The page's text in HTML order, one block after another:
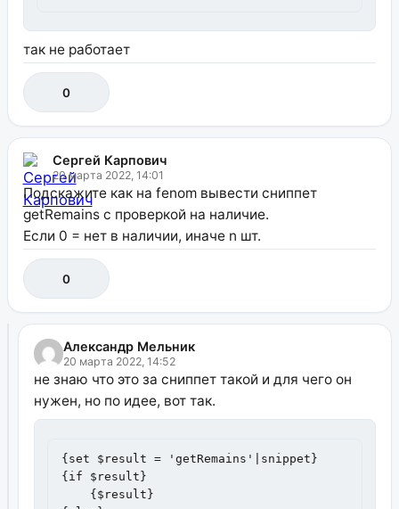
так не работает
0
Сергей Карпович
20 марта 2022, 14:01
Подскажите как на fenom вывести сниппет
getRemains с проверкой на наличие.
Если 0 = нет в наличии, иначе n шт.
0
Александр Мельник
20 марта 2022, 14:52
не знаю что это за сниппет такой и для чего он
нужен, но по идее, вот так.
{set $result = 'getRemains'|snippet}
{if $result}
    {$result}